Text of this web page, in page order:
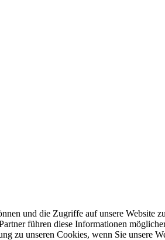
und die Zugriffe auf unsere Website
führen diese Informationen
zu unseren Cookies, wenn Sie unsere